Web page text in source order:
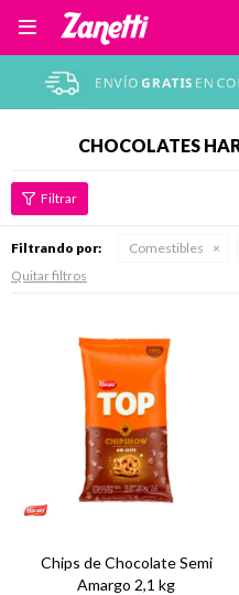

CHOCOLATES
Filtrando por: Comestibles
Quitar filtros
Chips de Chocolate Semi
Amargo 2,1 kg